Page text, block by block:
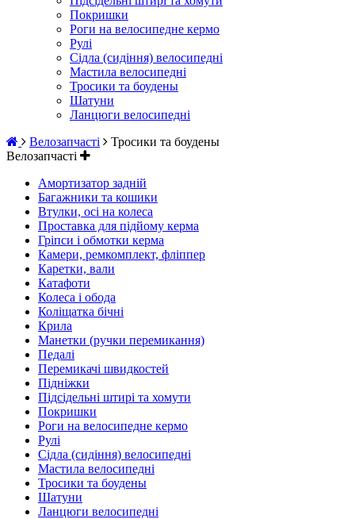
Покришки
Роги на велосипедне кермо
Рулі
Сідла (сидіння) велосипедні
Мастила велосипедні
Тросики та боудены
Шатуни
Ланцюги велосипедні
Велозапчасті
Тросики та боудены
Велозапчасті
Амортизатор задній
Багажники та кошики
Втулки, осі на колеса
Проставка для підйому керма
Гріпси і обмотки керма
Камери, ремкомплект, фліппер
Каретки, вали
Катафоти
Колеса і обода
Коліщатка бічні
Крила
Манетки (ручки перемикання)
Педалі
Перемикачі швидкостей
Підніжки
Підсідельні штирі та хомути
Покришки
Роги на велосипедне кермо
Рулі
Сідла (сидіння) велосипедні
Мастила велосипедні
Тросики та боудены
Шатуни
Ланцюги велосипедні